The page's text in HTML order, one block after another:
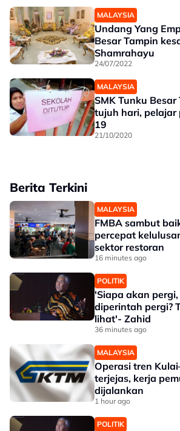
MALAYSIA
Undang Yang
Besar Tampin
Shamrahayu
24/07/2022
MALAYSIA
SMK Tunku
tujuh hari, pelajar
19
21/10/2020
Berita Terkini
MALAYSIA
FMBA sambut
percepat
sektor restoran
16 minutes ago
POLITIK
'Siapa akan
diperintah pergi?
lihat'- Zahid
36 minutes ago
MALAYSIA
Operasi tren
terjejas, kerja
dijalankan
1 hour ago
POLITIK